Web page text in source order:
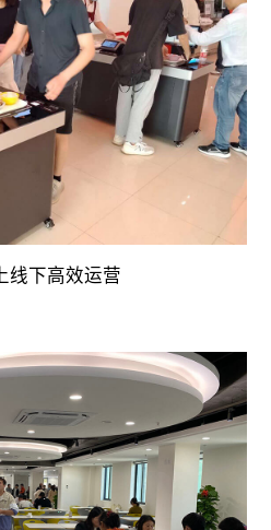
线下高效运营